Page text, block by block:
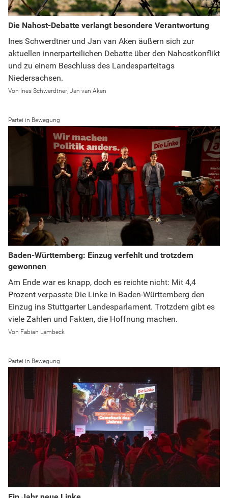
Die Nahost-Debatte verlangt besondere Verantwortung
Ines Schwerdtner und Jan van Aken äußern sich zur
aktuellen innerparteilichen Debatte über den Nahostkonflikt
und zu einem Beschluss des Landesparteitags
Niedersachsen.
Ines Schwerdtner Jan van Aken
Partei in Bewegung
Baden-Württemberg: Einzug verfehlt und trotzdem
gewonnen
Am Ende war es knapp, doch es reichte nicht: Mit 4,4
Prozent verpasste Die Linke in Baden-Württemberg den
Einzug ins Stuttgarter Landesparlament. Trotzdem gibt es
viele Zahlen und Fakten, die Hoffnung machen.
Fabian Lambeck
Partei in Bewegung